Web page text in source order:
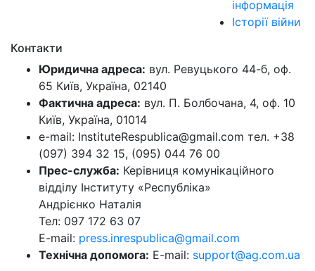
інформація
Історії війни
Контакти
Юридична адреса: вул. Ревуцького 44-б, оф.
65 Київ, Україна, 02140
Фактична адреса: вул. П. Болбочана, 4, оф. 10
Київ, Україна, 01014
e-mail: InstituteRespublica@gmail.com тел. +38
(097) 394 32 15, (095) 044 76 00
Прес-служба: Керівниця комунікаційного
відділу Інституту «Республіка»
Андрієнко Наталія
Тел: 097 172 63 07
E-mail: press.inrespublica@gmail.com
Технічна допомога: E-mail: support@ag.com.ua